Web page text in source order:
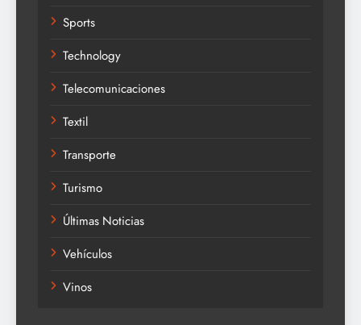
Sports
Technology
Telecomunicaciones
Textil
Transporte
Turismo
Últimas Noticias
Vehículos
Vinos